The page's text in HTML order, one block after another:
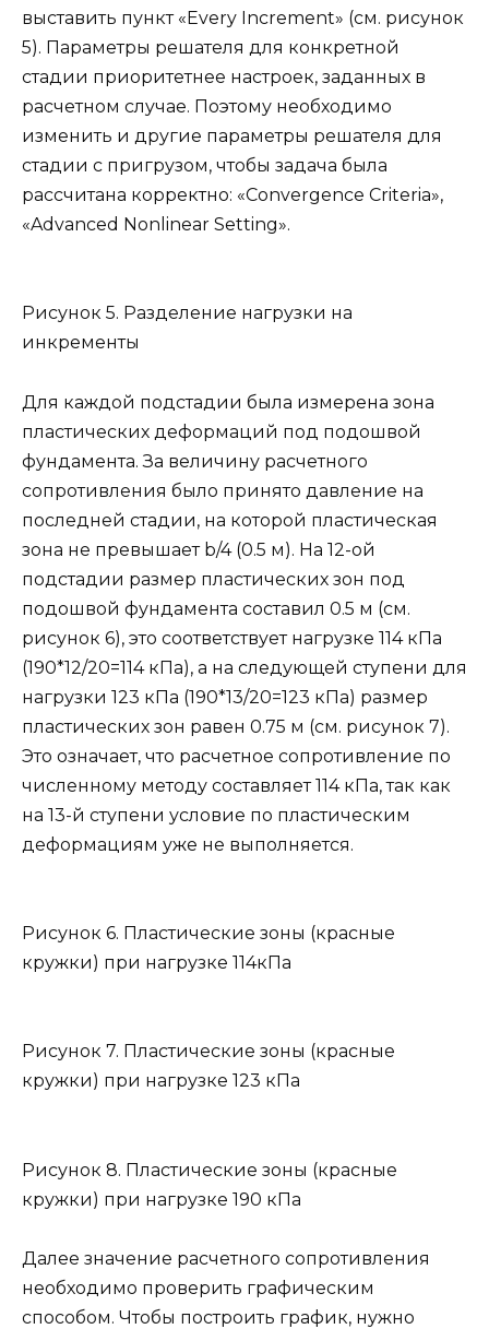
выставить пункт «Every Increment» (см. рисунок
5). Параметры решателя для конкретной
стадии приоритетнее настроек, заданных в
расчетном случае. Поэтому необходимо
изменить и другие параметры решателя для
стадии с пригрузом, чтобы задача была
рассчитана корректно: «Convergence Criteria»,
«Advanced Nonlinear Setting».
Рисунок 5. Разделение нагрузки на
инкременты
Для каждой подстадии была измерена зона
пластических деформаций под подошвой
фундамента. За величину расчетного
сопротивления было принято давление на
последней стадии, на которой пластическая
зона не превышает b/4 (0.5 м). На 12-ой
подстадии размер пластических зон под
подошвой фундамента составил 0.5 м (см.
рисунок 6), это соответствует нагрузке 114 кПа
(190*12/20=114 кПа), а на следующей ступени для
нагрузки 123 кПа (190*13/20=123 кПа) размер
пластических зон равен 0.75 м (см. рисунок 7).
Это означает, что расчетное сопротивление по
численному методу составляет 114 кПа, так как
на 13-й ступени условие по пластическим
деформациям уже не выполняется.
Рисунок 6. Пластические зоны (красные
кружки) при нагрузке 114кПа
Рисунок 7. Пластические зоны (красные
кружки) при нагрузке 123 кПа
Рисунок 8. Пластические зоны (красные
кружки) при нагрузке 190 кПа
Далее значение расчетного сопротивления
необходимо проверить графическим
способом. Чтобы построить график, нужно